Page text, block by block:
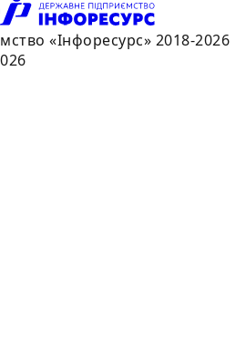
«Інфоресурс» 2018-2026